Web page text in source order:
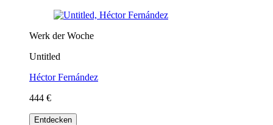
Werk der Woche
Untitled
Héctor Fernández
444 €
Entdecken